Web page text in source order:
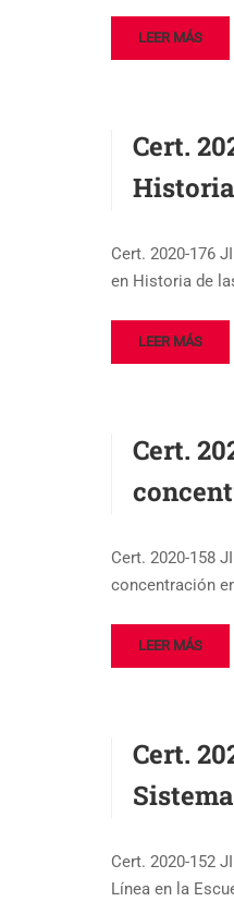
LEER MÁS
Cert.
Cert. 2020-176
en Historia de
LEER MÁS
Cert.
Cert. 2020-158
concentración
LEER MÁS
Cert.
Cert. 2020-152
Línea en la